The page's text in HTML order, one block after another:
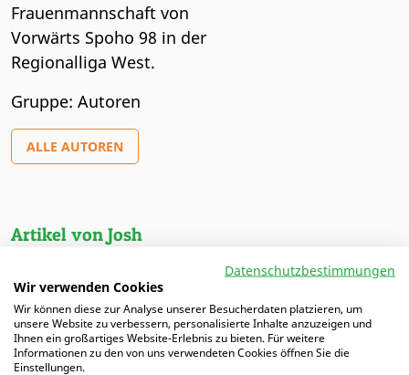
Frauenmannschaft von
Vorwärts Spoho 98 in der
Regionalliga West.
Gruppe: Autoren
ALLE AUTOREN
Artikel von Josh
05.12.2025 | Schnelle Trainingseinheit: Räume öffnen
Datenschutzbestimmungen
Wir verwenden Cookies
Wir können diese zur Analyse unserer Besucherdaten platzieren, um
unsere Website zu verbessern, personalisierte Inhalte anzuzeigen und
Ihnen ein großartiges Website-Erlebnis zu bieten. Für weitere
Informationen zu den von uns verwendeten Cookies öffnen Sie die
Einstellungen.